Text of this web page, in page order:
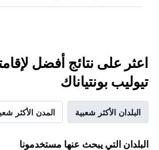
اعثر على نتائج أفضل
تيوليب بونتياناك
البلدان الأكثر شعبية المدن الأكثر
البلدان التي يبحث عنها مستخدمونا